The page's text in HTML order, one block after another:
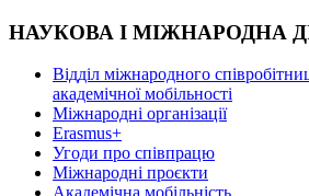
НАУКОВА І МІЖНАРОДНА
Відділ міжнародного
академічної мобільності
Міжнародні організації
Erasmus+
Угоди про співпрацю
Міжнародні проєкти